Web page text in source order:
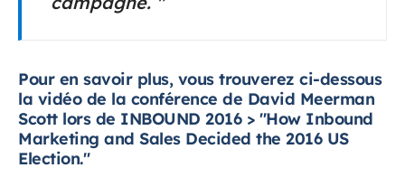
Pour en savoir plus, vous trouverez ci-dessous
la vidéo de la conférence de David Meerman
Scott lors de INBOUND 2016 > "How Inbound
Marketing and Sales Decided the 2016 US
Election."